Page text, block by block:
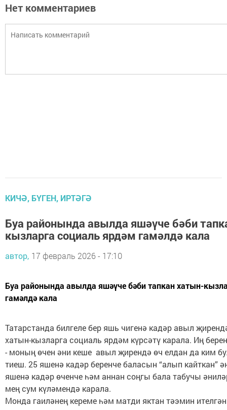
Нет комментариев
КИЧӘ, БҮГЕН, ИРТӘГӘ
Буа районында авылда яшәүче бәби
кызларга социаль ярдәм гамәлдә кала
автор, 17 февраль 2026 - 17:10
Буа районында авылда яшәүче бәби тапкан хатын-
гамәлдә кала
Татарстанда билгеле бер яшь чигенә кадәр авыл
хатын-кызларга социаль ярдәм күрсәтү карала. Иң
- моның өчен әни кеше авыл җирендә өч елдан да ким
тиеш. 25 яшенә кадәр беренче баласын “алып кайткан”
яшенә кадәр өченче һәм аннан соңгы бала табучы
мең сум күләмендә карала.
Монда гаиләнең кереме һәм матди яктан тәэмин